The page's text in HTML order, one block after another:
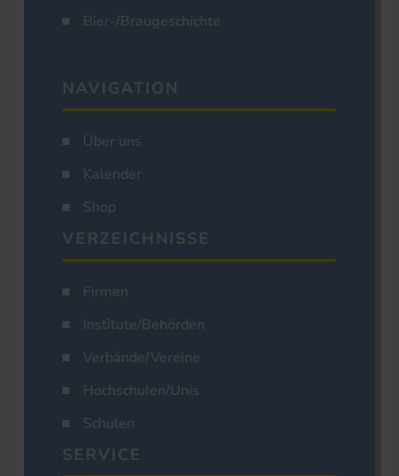
Bier-/Braugeschichte
NAVIGATION
Über uns
Kalender
Shop
VERZEICHNISSE
Firmen
Institute/Behörden
Verbände/Vereine
Hochschulen/Unis
Schulen
SERVICE